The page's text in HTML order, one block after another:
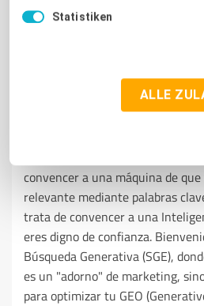
Statistiken
ALLE
REPUTACION ONLINE
SEO en 2026: Por
reputación vale
convencer a una máquina de
relevante mediante palabras
trata de convencer a una
eres digno de confianza.
Búsqueda Generativa (SGE),
es un "adorno" de marketing,
para optimizar tu GEO